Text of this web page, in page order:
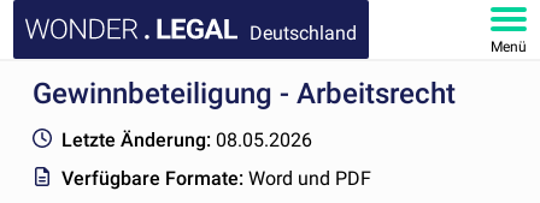
Deutschland
Menü
HOMEPAGE
DOKUMENTE
Gewinnbeteiligung - Arbeitsrecht
Letzte Änderung: 08.05.2026
Verfügbare Formate:Word und PDF